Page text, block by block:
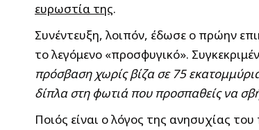
ευρωστία της.
Συνέντευξη, λοιπόν, έδωσε ο πρώην
το λεγόμενο «προσφυγικό».
πρόσβαση χωρίς βίζα σε 75
δίπλα στη φωτιά που προσπαθείς να
Ποιός είναι ο λόγος της ανησυχίας